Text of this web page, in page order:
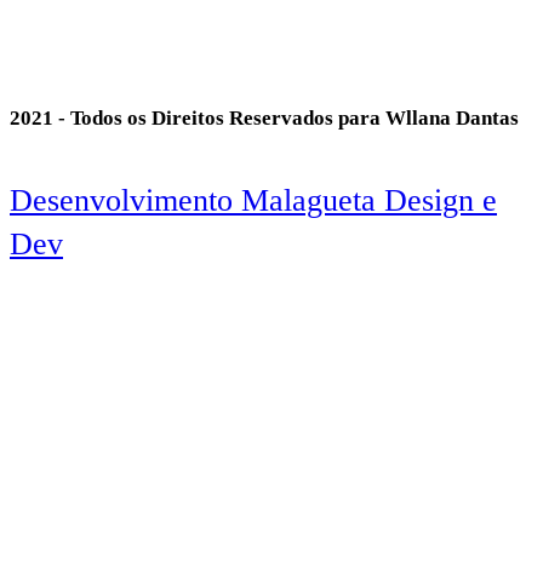
2021 - Todos os Direitos Reservados para Wllana Dantas
Desenvolvimento Malagueta Design e
Dev